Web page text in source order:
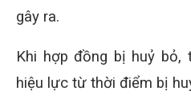
gây ra.
Khi hợp đồng bị huỷ bỏ,
hiệu lực từ thời điểm bị